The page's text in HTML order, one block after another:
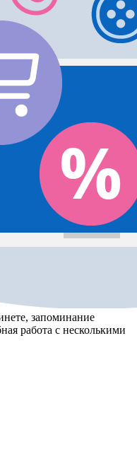
запоминание
работа с несколькими